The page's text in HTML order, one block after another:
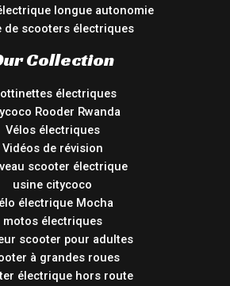
longue autonomie
de scooters électriques
Collection
électriques
Rooder Rwanda
Vélos électriques
Vidéos de révision
scooter électrique
usine citycoco
électrique Mocha
motos électriques
scooter pour adultes
à grandes roues
électrique hors route